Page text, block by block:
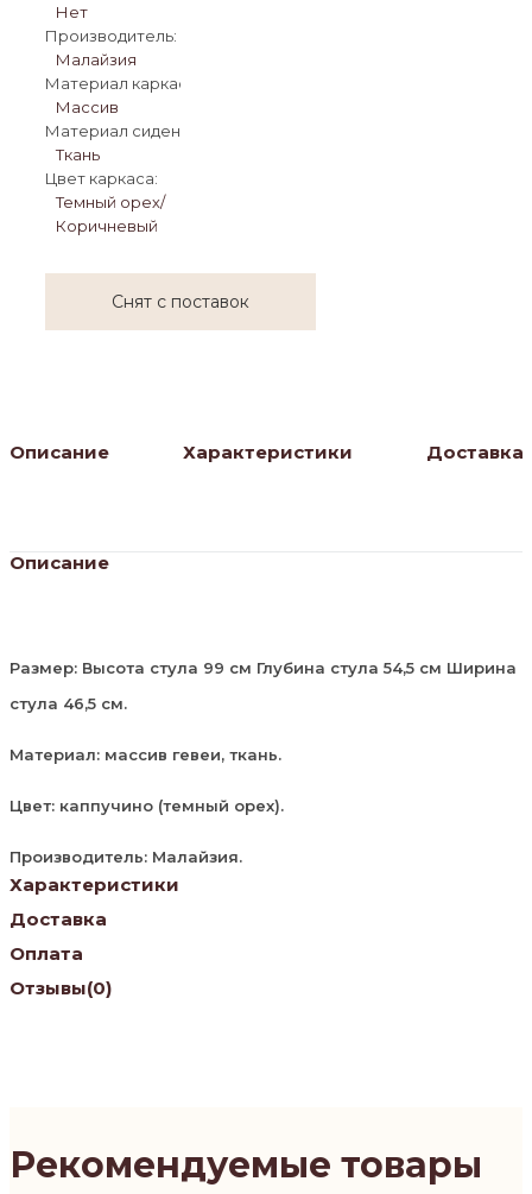
Нет
Производитель:
Малайзия
Материал каркаса:
Массив
Материал сиденья:
Ткань
Цвет каркаса:
Темный орех/
Коричневый
Снят с поставок
Описание Характеристики Доставка
Описание
Размер: Высота стула 99 см Глубина стула 54,5 см Ширина
стула 46,5 см.
Материал: массив гевеи, ткань.
Цвет: каппучино (темный орех).
Производитель: Малайзия.
Характеристики
Доставка
Оплата
Отзывы(0)
Рекомендуемые товары